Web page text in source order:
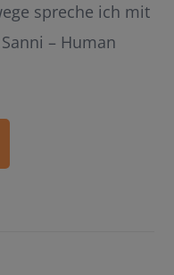
spreche ich mit
– Human